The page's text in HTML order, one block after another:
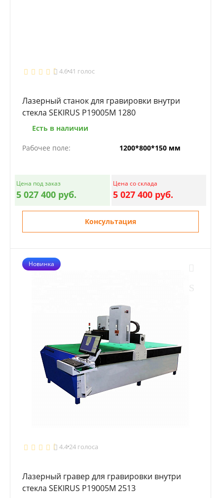
4.641 голос
Лазерный станок для гравировки внутри
стекла SEKIRUS P19005M 1280
Есть в наличии
Рабочее поле: 1200*800*150 мм
Цена под заказ
5 027 400 руб.
Цена со склада
5 027 400 руб.
Консультация
Новинка
4.424 голоса
Лазерный гравер для гравировки внутри
стекла SEKIRUS P19005M 2513